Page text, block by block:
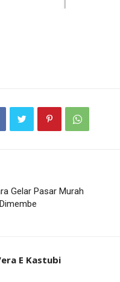
Gelar Pasar Murah
E Kastubi